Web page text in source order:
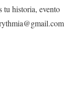
tu historia, evento